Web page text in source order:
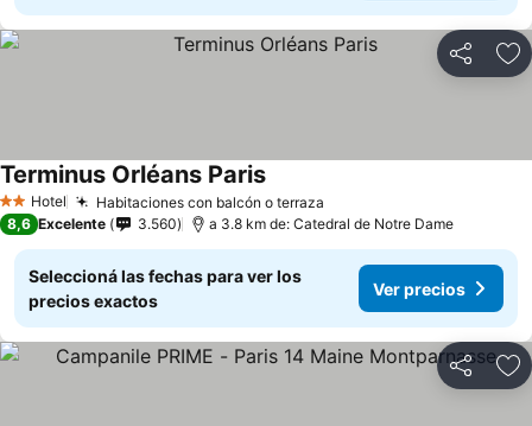
Compartir
2 Estrellas
Hotel Habitaciones con balcón o terraza
Terminus Orléans ParisVer precios
8,6 Excelente 3.560 a 3.8 km de: Catedral de Notre Dame
Seleccioná las fechas para ver los
precios exactos
Ver precios
Compartir